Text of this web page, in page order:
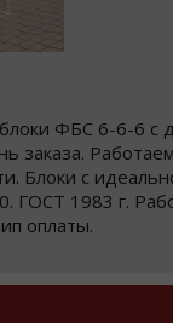
ФБС 6-6-6 с
заказа.
Блоки с
ГОСТ 1983 г.
оплаты.